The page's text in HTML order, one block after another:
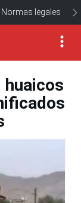
Normas legales
huaicos